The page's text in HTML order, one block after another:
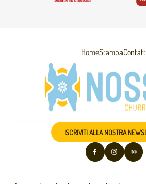
HomeStampa
ISCRIVITI ALLA NOSTRA